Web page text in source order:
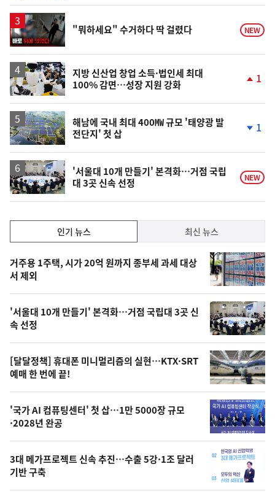
일
영
상
"뭐하세요" 수거하다 딱 걸렸다 NEW
지방 신산업 창업 소득·법인세 최대
100% 감면…성장 지원 강화
계
1
해남에 국내 최대 400㎿ 규모 '태양광 발
전단지' 첫 삽
계
락
1
'서울대 10개 만들기' 본격화…거점 국립
대 3곳 신속 선정
NEW
기,
최
신,
오
늘
의
영
상
오
늘
의
사
진
인기 뉴스 최신 뉴스
기
뉴
스
거주용 1주택, 시가 20억 원까지 종부세 과세 대상
서 제외
'서울대 10개 만들기' 본격화…거점 국립대 3곳 신
속 선정
[달달정책] 휴대폰 미니멀리즘의 실현…KTX·SRT
예매 한 번에 끝!
'국가 AI 컴퓨팅센터' 첫 삽…1만 5000장 규모
·2028년 완공
3대 메가프로젝트 신속 추진…수출 5강·1조 달러
기반 구축